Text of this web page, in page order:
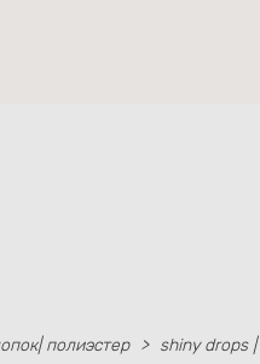
полиэстер >
shiny drops |